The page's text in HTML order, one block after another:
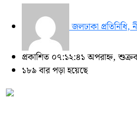
জলঢাকা প্রতিনিধি,
প্রকাশিত ০৭:১২:৪১ অপরাহ্ন,
১৮৯ বার পড়া হয়েছে